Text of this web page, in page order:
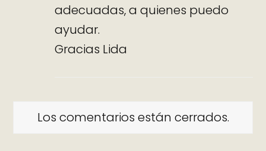
adecuadas, a quienes puedo
ayudar.
Gracias Lida
Los comentarios están cerrados.